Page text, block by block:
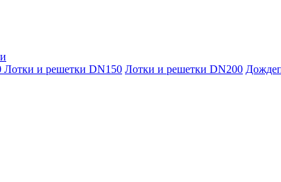
Лотки и решетки DN150 Лотки и решетки DN200